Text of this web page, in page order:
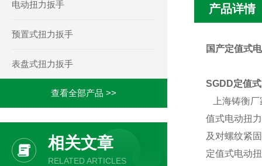
电动扭力扳手
预置式扭力扳手
表盘式扭力扳手
查看全部产品 >>
相关文章
RELATED ARTICLES
产品详情
国产定值式
SGDD定值
上海铸衡厂
值式电动扭
及对螺纹紧
定值式电动